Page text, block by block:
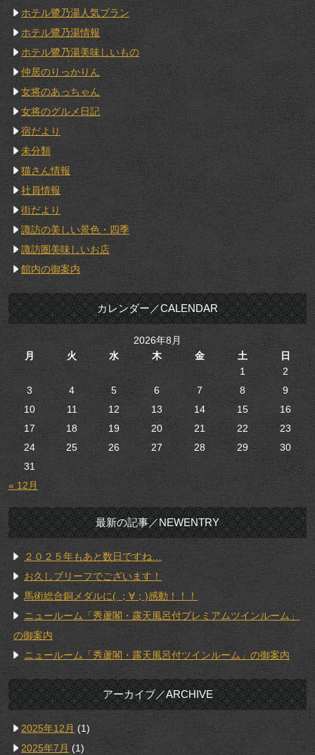
ホテル鷺乃湯人気プラン
ホテル鷺乃湯情報
ホテル鷺乃湯美味しいもの
仲居のりっかりん
女将のあっちゃん
女将のグルメ日記
宿だより
未分類
猫さん情報
社員情報
街だより
諏訪の美しい景色・四季
諏訪圏美味しいお店
館内の御案内
カレンダー／CALENDAR
2026年8月
月
火 水 木 金 土
日
1
2
3
4 5 6 7 8
9
10
11 12 13 14 15
16
17
18 19 20 21 22
23
24
25 26 27 28 29
30
31
« 12月
最新の記事／NEWENTRY
２０２５年もあと数日ですね…
お久しブリーフでございます！
馬術総合銅メダルに( ；∀；)感動！！！
ニュールーム「秀蘆閣・露天風呂付プレミアムツインルーム」
の御案内
ニュールーム「秀蘆閣・露天風呂付ツインルーム」の御案内
アーカイブ／ARCHIVE
2025年12月 (1)
2025年7月 (1)